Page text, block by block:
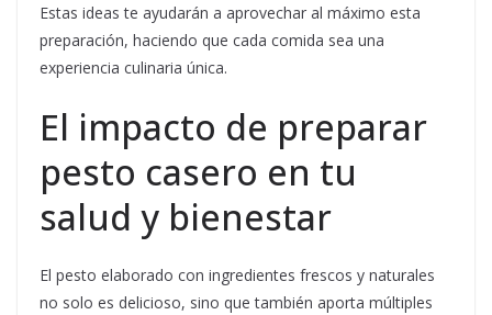
Estas ideas te ayudarán a aprovechar al máximo esta
preparación, haciendo que cada comida sea una
experiencia culinaria única.
El impacto de preparar
pesto casero en tu
salud y bienestar
El pesto elaborado con ingredientes frescos y naturales
no solo es delicioso, sino que también aporta múltiples